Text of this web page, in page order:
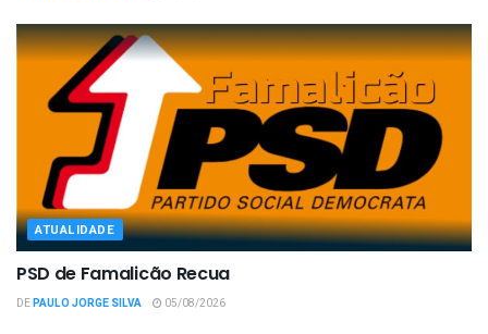
ATUALIDADE
PSD de Famalicão Recua
DEPAULO JORGE SILVA 05/08/2026